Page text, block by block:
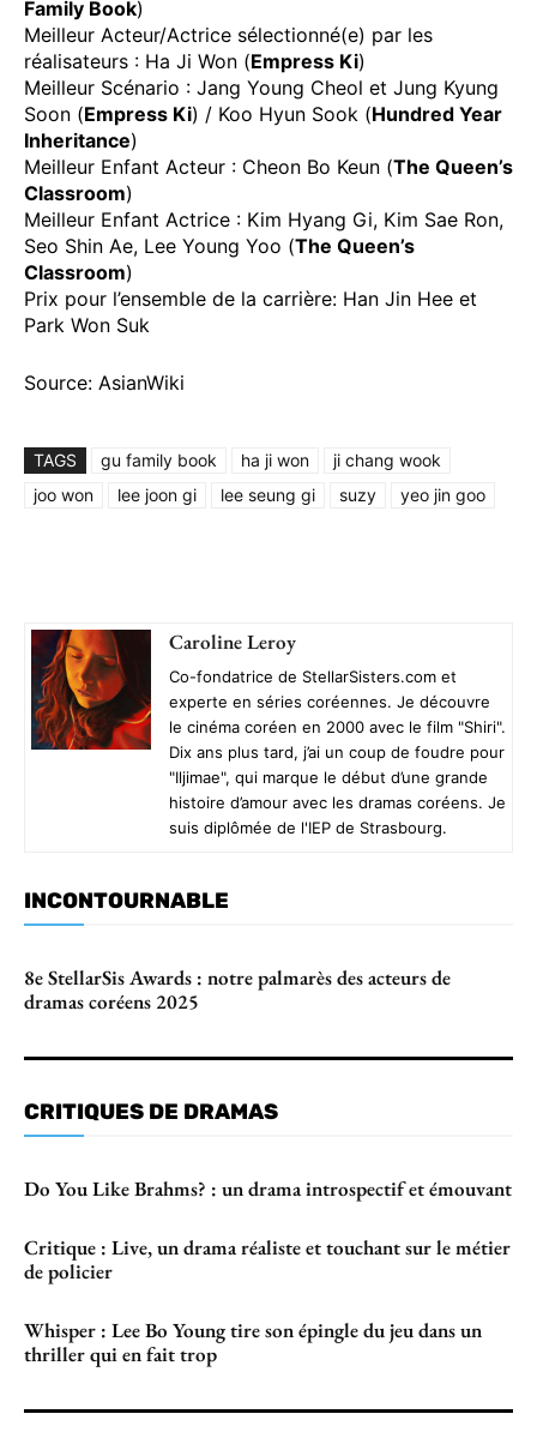
Family Book)
Meilleur Acteur/Actrice sélectionné(e) par les
réalisateurs : Ha Ji Won (Empress Ki)
Meilleur Scénario : Jang Young Cheol et Jung Kyung
Soon (Empress Ki) / Koo Hyun Sook (Hundred Year
Inheritance)
Meilleur Enfant Acteur : Cheon Bo Keun (The Queen’s
Classroom)
Meilleur Enfant Actrice : Kim Hyang Gi, Kim Sae Ron,
Seo Shin Ae, Lee Young Yoo (The Queen’s
Classroom)
Prix pour l’ensemble de la carrière: Han Jin Hee et
Park Won Suk
Source: AsianWiki
TAGS gu family book ha ji won
ji chang wook
joo won
lee joon gi lee seung gi suzy yeo jin goo
Caroline Leroy
Co-fondatrice de StellarSisters.com et
experte en séries coréennes. Je découvre
le cinéma coréen en 2000 avec le film "Shiri".
Dix ans plus tard, j’ai un coup de foudre pour
"Iljimae", qui marque le début d’une grande
histoire d’amour avec les dramas coréens. Je
suis diplômée de l'IEP de Strasbourg.
INCONTOURNABLE
8e StellarSis Awards : notre palmarès des acteurs de
dramas coréens 2025
CRITIQUES DE DRAMAS
Do You Like Brahms? : un drama introspectif et émouvant
Critique : Live, un drama réaliste et touchant sur le métier
de policier
Whisper : Lee Bo Young tire son épingle du jeu dans un
thriller qui en fait trop